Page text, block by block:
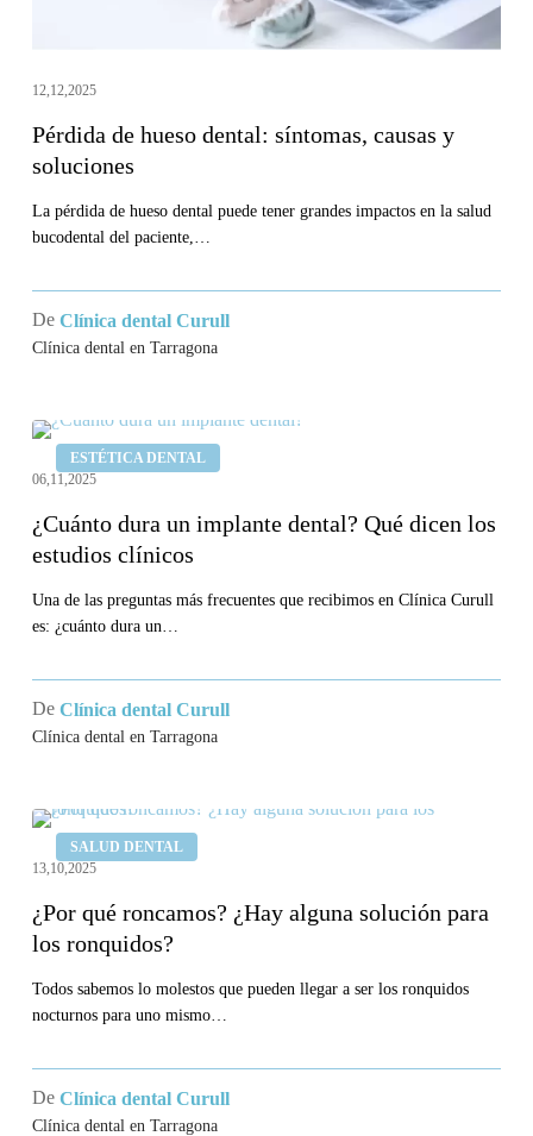
12,12,2025
Pérdida de hueso dental: síntomas, causas y
soluciones
La pérdida de hueso dental puede tener grandes impactos en la salud
bucodental del paciente,…
De Clínica dental Curull
Clínica dental en Tarragona
ESTÉTICA DENTAL
¿Cuánto
dura
implante
dental?
Qué
dicen
estudios
clínicos
06,11,2025
¿Cuánto dura un implante dental? Qué dicen los
estudios clínicos
Una de las preguntas más frecuentes que recibimos en Clínica Curull
es: ¿cuánto dura un…
De Clínica dental Curull
Clínica dental en Tarragona
SALUD DENTAL
¿Por
qué
¿Hay
alguna
solución
para
ronquidos?
13,10,2025
¿Por qué roncamos? ¿Hay alguna solución para
los ronquidos?
Todos sabemos lo molestos que pueden llegar a ser los ronquidos
nocturnos para uno mismo…
De Clínica dental Curull
Clínica dental en Tarragona